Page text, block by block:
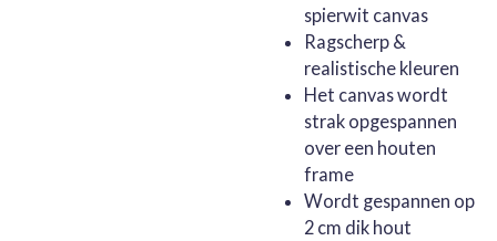
spierwit canvas
Ragscherp &
realistische kleuren
Het canvas wordt
strak opgespannen
over een houten
frame
Wordt gespannen op
2 cm dik hout